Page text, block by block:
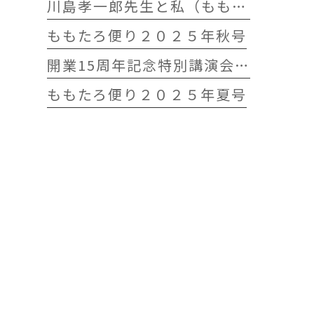
川島孝一郎先生と私（ももたろう往診クリニック開院15周年記念特別講演会）
ももたろ便り２０２５年秋号
開業15周年記念特別講演会 開催します
ももたろ便り２０２５年夏号